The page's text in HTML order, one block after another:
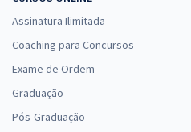
Assinatura Ilimitada
Coaching para Concursos
Exame de Ordem
Graduação
Pós-Graduação